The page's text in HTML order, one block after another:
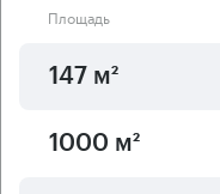
Площадь
147 м²
1000 м²